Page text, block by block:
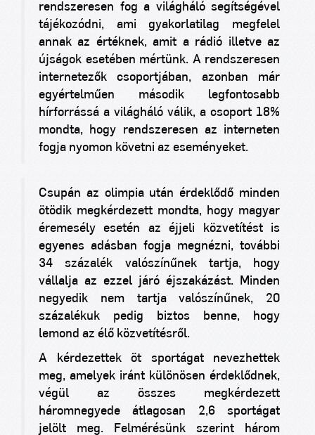
rendszeresen fog a világháló segítségével
tájékozódni, ami gyakorlatilag megfelel
annak az értéknek, amit a rádió illetve az
újságok esetében mértünk. A rendszeresen
internetezők csoportjában, azonban már
egyértelműen második legfontosabb
hírforrássá a világháló válik, a csoport 18%
mondta, hogy rendszeresen az interneten
fogja nyomon követni az eseményeket.
Csupán az olimpia után érdeklődő minden
ötödik megkérdezett mondta, hogy magyar
éremesély esetén az éjjeli közvetítést is
egyenes adásban fogja megnézni, további
34 százalék valószínűnek tartja, hogy
vállalja az ezzel járó éjszakázást. Minden
negyedik nem tartja valószínűnek, 20
százalékuk pedig biztos benne, hogy
lemond az élő közvetítésről.
A kérdezettek öt sportágat nevezhettek
meg, amelyek iránt különösen érdeklődnek,
végül az összes megkérdezett
háromnegyede átlagosan 2,6 sportágat
jelölt meg. Felmérésünk szerint három